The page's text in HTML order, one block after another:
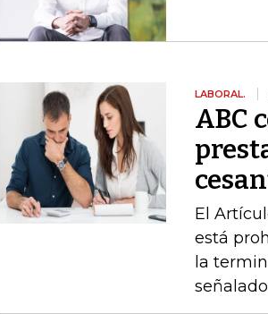
LABORAL.
ABC
El
está
la